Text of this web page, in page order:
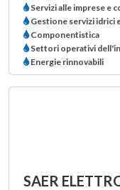
Servizi alle imprese e
Gestione servizi idrici
Componentistica
Settori operativi
Energie rinnovabili
SAER